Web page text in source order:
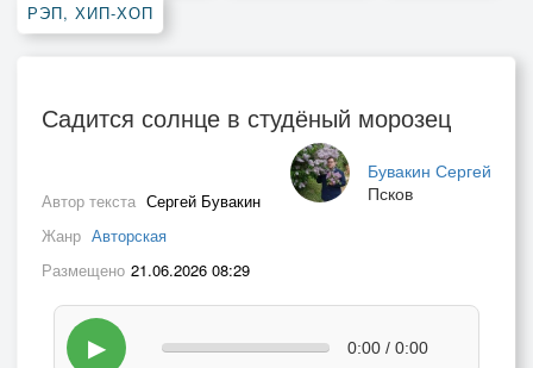
РЭП, ХИП-ХОП
Садится солнце в студёный морозец
Бувакин Сергей
Псков
Автор текста Сергей Бувакин
Жанр Авторская
Размещено 21.06.2026 08:29
▶ 0:00 / 0:00